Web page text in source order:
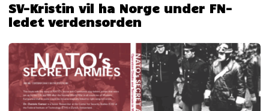
SV-Kristin vil ha Norge under FN-
ledet verdensorden